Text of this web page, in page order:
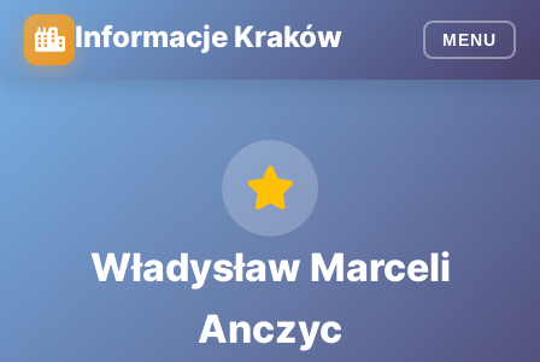
Informacje Kraków MENU
Władysław Marceli
Anczyc